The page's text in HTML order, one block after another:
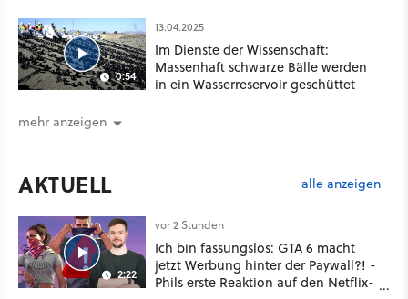
0:54
13.04.2025
Im Dienste der Wissenschaft:
Massenhaft schwarze Bälle werden
in ein Wasserreservoir geschüttet
mehr anzeigen
AKTUELL alle anzeigen
2:22
vor 2 Stunden
Ich bin fassungslos: GTA 6 macht
jetzt Werbung hinter der Paywall?! -
Phils erste Reaktion auf den Netflix-